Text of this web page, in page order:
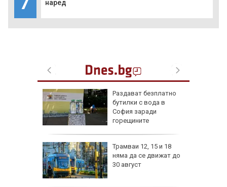
наред
Раздават безплатно
бутилки с вода в
София заради
горещините
Трамваи 12, 15 и 18
няма да се движат до
30 август